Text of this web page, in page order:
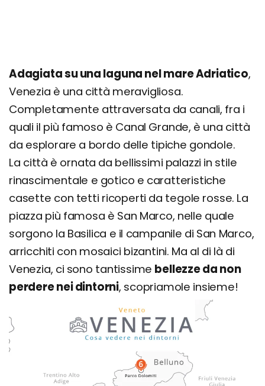
Adagiata su una laguna nel mare Adriatico,
Venezia è una città meravigliosa.
Completamente attraversata da canali, fra i
quali il più famoso è Canal Grande, è una città
da esplorare a bordo delle tipiche gondole.
La città è ornata da bellissimi palazzi in stile
rinascimentale e gotico e caratteristiche
casette con tetti ricoperti da tegole rosse. La
piazza più famosa è San Marco, nelle quale
sorgono la Basilica e il campanile di San Marco,
arricchiti con mosaici bizantini. Ma al di là di
Venezia, ci sono tantissime bellezze da non
perdere nei dintorni, scopriamole insieme!